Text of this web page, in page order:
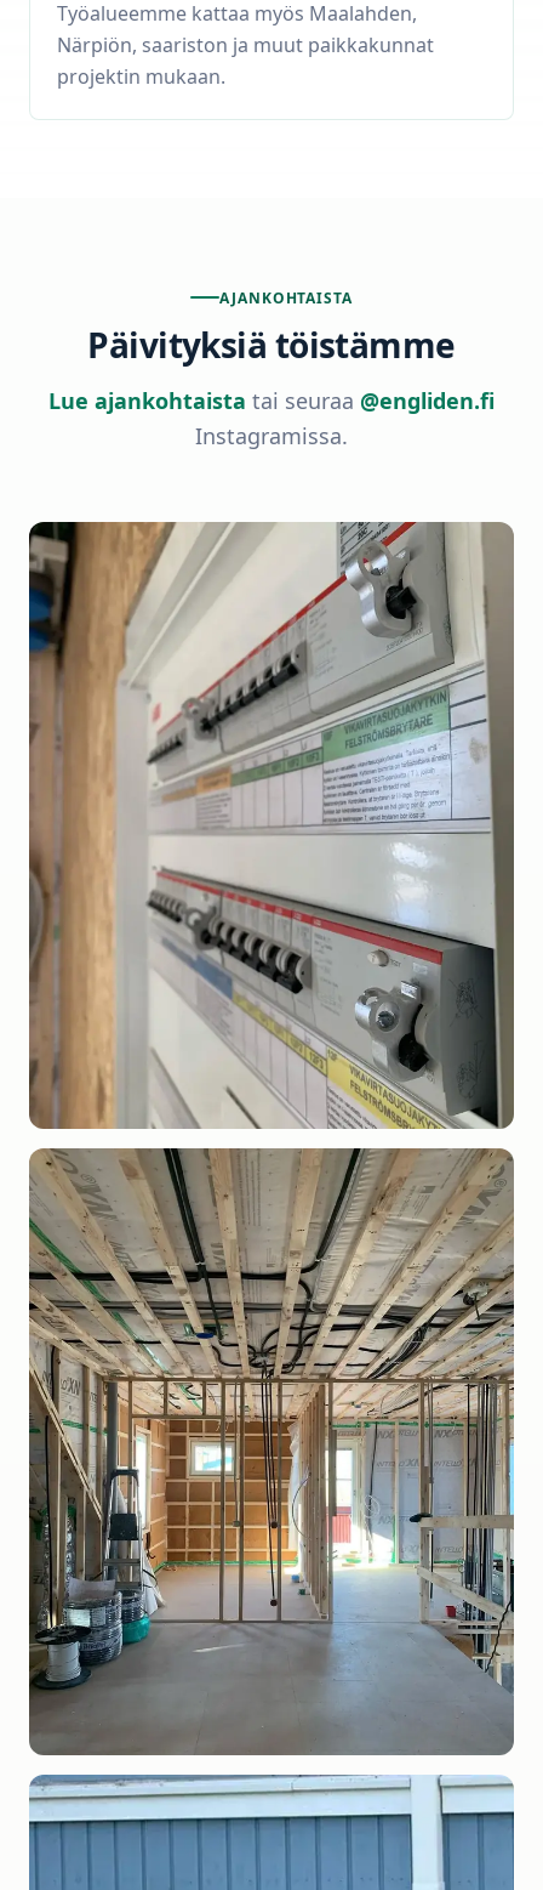
Työalueemme kattaa myös Maalahden,
Närpiön, saariston ja muut paikkakunnat
projektin mukaan.
AJANKOHTAISTA
Päivityksiä töistämme
Lue ajankohtaista tai seuraa @engliden.fi
Instagramissa.